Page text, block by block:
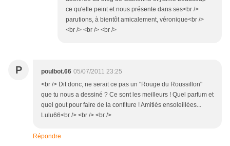
ce qu'elle peint et nous présente dans ses<br />
parutions, à bientôt amicalement, véronique<br />
<br /> <br /> <br />
P poulbot.66 05/07/2011 23:25
<br /> Dit donc, ne serait ce pas un "Rouge du Roussillon"
que tu nous a dessiné ? Ce sont les meilleurs ! Quel parfum et
quel gout pour faire de la confiture ! Amitiés ensoleillées...
Lulu66<br /> <br /> <br />
Répondre